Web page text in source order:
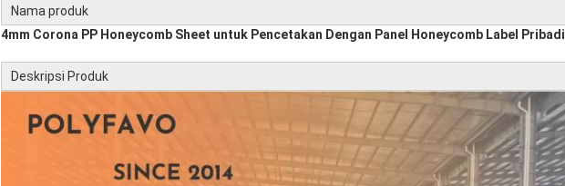
Nama produk
4mm Corona PP Honeycomb Sheet untuk Pencetakan Dengan Panel Honeycomb Label Pribadi
Deskripsi Produk